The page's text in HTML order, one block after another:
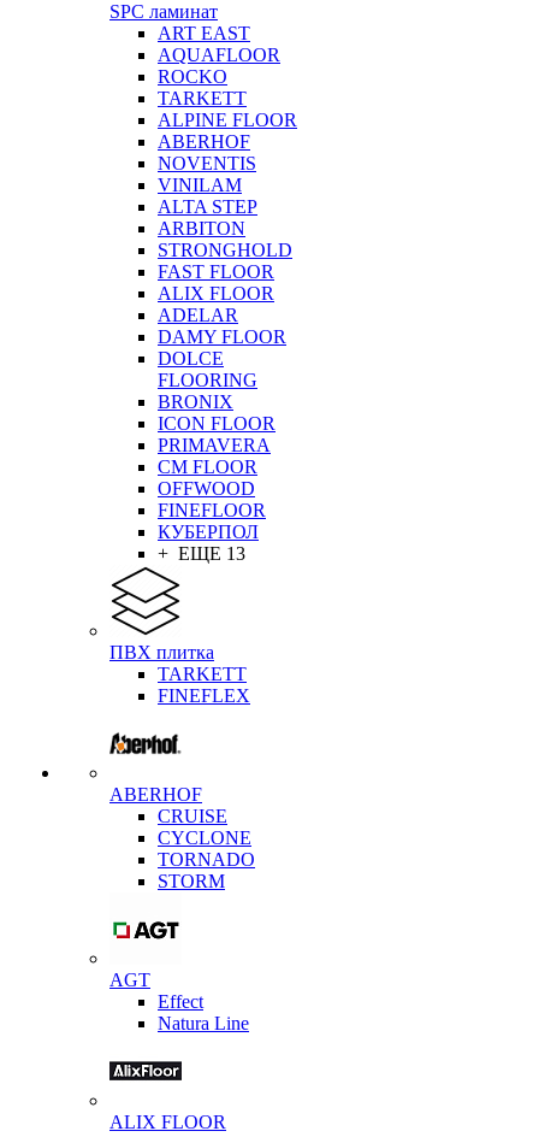
SPC ламинат
ART EAST
AQUAFLOOR
ROCKO
TARKETT
ALPINE FLOOR
ABERHOF
NOVENTIS
VINILAM
ALTA STEP
ARBITON
STRONGHOLD
FAST FLOOR
ALIX FLOOR
ADELAR
DAMY FLOOR
DOLCE
FLOORING
BRONIX
ICON FLOOR
PRIMAVERA
CM FLOOR
OFFWOOD
FINEFLOOR
КУБЕРПОЛ
+ ЕЩЕ 13
ПВХ плитка
TARKETT
FINEFLEX
ABERHOF
CRUISE
CYCLONE
TORNADO
STORM
AGT
Effect
Natura Line
ALIX FLOOR